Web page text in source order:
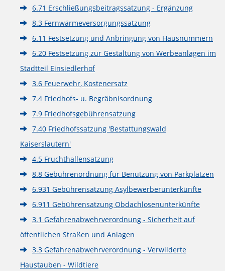
6.71 Erschließungsbeitragssatzung - Ergänzung
8.3 Fernwärmeversorgungssatzung
6.11 Festsetzung und Anbringung von Hausnummern
6.20 Festsetzung zur Gestaltung von Werbeanlagen im
Stadtteil Einsiedlerhof
3.6 Feuerwehr, Kostenersatz
7.4 Friedhofs- u. Begräbnisordnung
7.9 Friedhofsgebührensatzung
7.40 Friedhofssatzung 'Bestattungswald
Kaiserslautern'
4.5 Fruchthallensatzung
8.8 Gebührenordnung für Benutzung von Parkplätzen
6.931 Gebührensatzung Asylbewerberunterkünfte
6.911 Gebührensatzung Obdachlosenunterkünfte
3.1 Gefahrenabwehrverordnung - Sicherheit auf
öffentlichen Straßen und Anlagen
3.3 Gefahrenabwehrverordnung - Verwilderte
Haustauben - Wildtiere